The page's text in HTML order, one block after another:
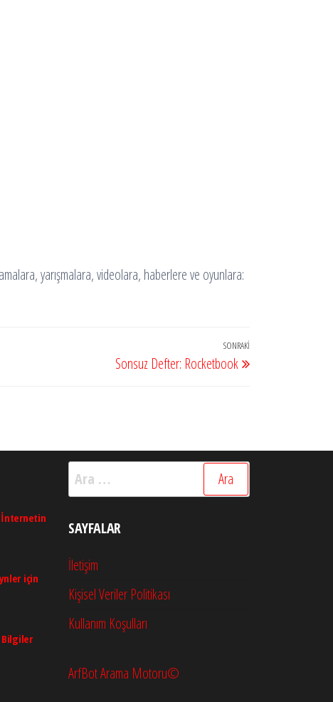
yarışmalara, videolara, haberlere ve oyunlara:
Yazı
SONRAKI
Sonsuz Defter: Rocketbook
İnternetin
için
Bilgiler
Arama:
SAYFALAR
İletişim
Kişisel Veriler Politikası
Kullanım Koşulları
ArfBot Arama Motoru©